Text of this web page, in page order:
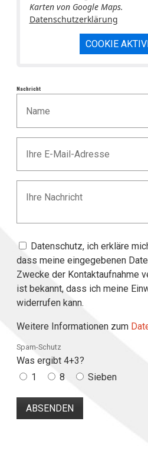
Karten von Google Maps.
Datenschutzerklärung
COOKIE
Nachricht
Datenschutz, ich erkläre
dass meine eingegebenen
Zwecke der Kontaktaufnahme
ist bekannt, dass ich meine
widerrufen kann.
Weitere Informationen zum
Spam-Schutz
Was ergibt 4+3?
1
8 Sieben